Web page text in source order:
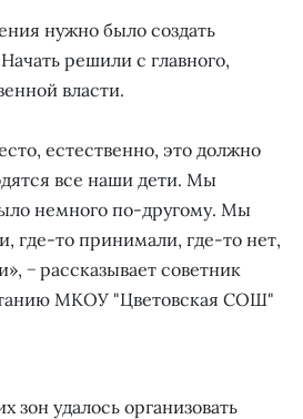
нужно было создать
решили с главного,
власти.
естественно, это должно
все наши дети. Мы
немного по-другому. Мы
где-то принимали, где-то нет,
− рассказывает советник
МКОУ "Цветовская СОШ"
зон удалось организовать